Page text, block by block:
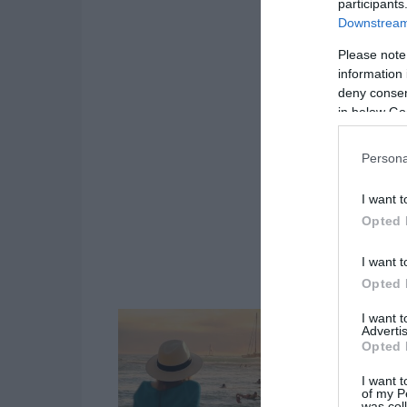
Please
information
deny
in below
I want
Opted
I want
Opted
I want
Opted
I want
of my